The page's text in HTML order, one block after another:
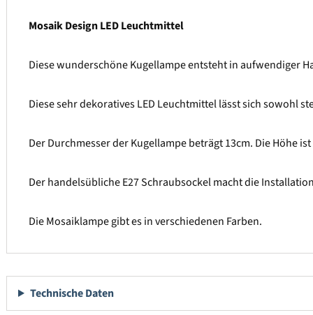
Mosaik Design LED Leuchtmittel
Diese wunderschöne Kugellampe entsteht in aufwendiger
Diese sehr dekoratives LED Leuchtmittel lässt sich sowohl
Der Durchmesser der Kugellampe beträgt 13cm. Die Höhe ist
Der handelsübliche E27 Schraubsockel macht die
Die Mosaiklampe gibt es in verschiedenen Farben.
Technische Daten